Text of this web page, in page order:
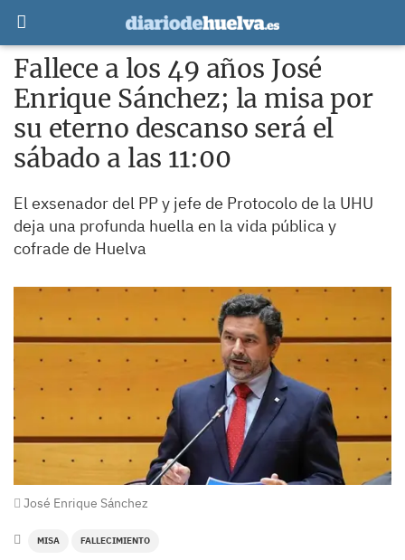
Fallece a los 49 años José
Enrique Sánchez; la misa por
su eterno descanso será el
sábado a las 11:00
El exsenador del PP y jefe de Protocolo de la UHU
deja una profunda huella en la vida pública y
cofrade de Huelva
José Enrique Sánchez
MISA FALLECIMIENTO